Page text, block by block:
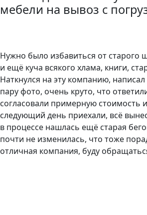
3 комнаты
мебели на вывоз с
Нужно было избавиться от старого
и ещё куча всякого хлама, книги,
Наткнулся на эту компанию, написал
пару фото, очень круто, что
согласовали примерную стоимость
следующий день приехали, всё
в процессе нашлась ещё старая
почти не изменилась, что тоже
отличная компания, буду